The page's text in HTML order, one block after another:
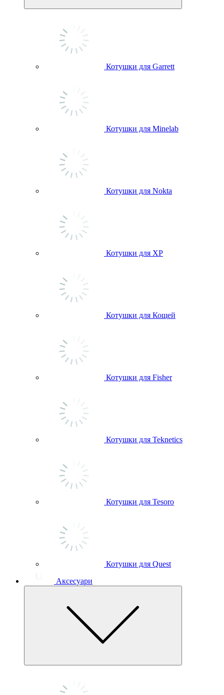
Котушки для Garrett
Котушки для Minelab
Котушки для Nokta
Котушки для ХР
Котушки для Кощей
Котушки для Fisher
Котушки для Teknetics
Котушки для Tesoro
Котушки для Quest
Аксесуари